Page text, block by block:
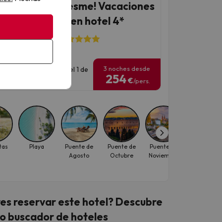
del Maresme! Vacaciones
Susanna en hotel 4*
Florida
para viajar: hasta el 1 de
3 noches desde
254€/pers.
Playa
Puente de
Agosto
Puente de
Octubre
Puente de
Noviembre
reservar este hotel? Descubre
buscador de hoteles